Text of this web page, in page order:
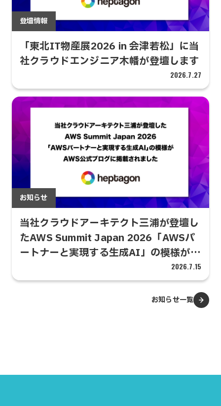
登壇情報
「東北IT物産展2026 in 会津若松」に当
社クラウドエンジニア木幡が登壇します
2026.7.27
お知らせ
当社クラウドアーキテクト三浦が登壇し
たAWS Summit Japan 2026「AWSパ
ートナーと実現する生成AI」の模様が
AWS公式ブログに掲載されました2026.7.15
お知らせ一覧